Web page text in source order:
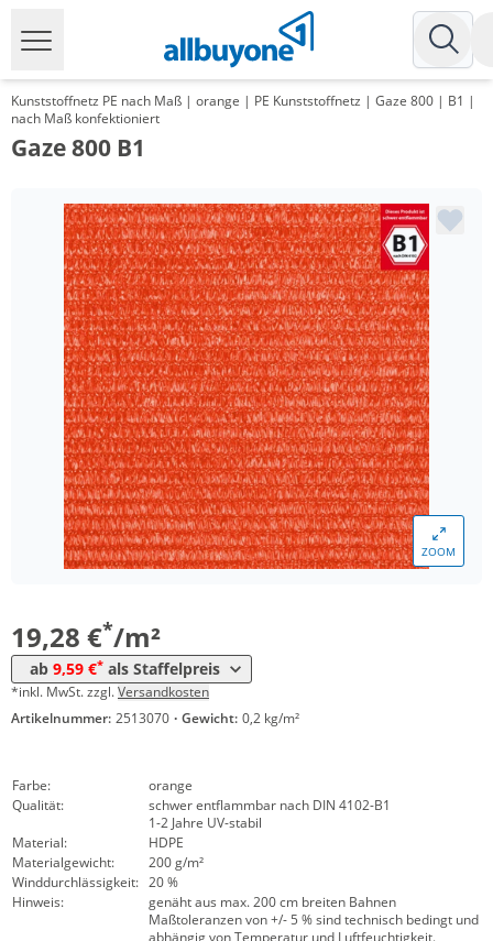
Kunststoffnetz PE nach Maß | orange | PE Kunststoffnetz | Gaze 800 | B1 |
nach Maß konfektioniert
Gaze 800 B1
ZOOM
19,28 €*/m²
ab 9,59 €* als Staffelpreis
Menge Preis
ab 15 m² 11,73 €*
ab 150 m² 10,91 €*
ab 300 m² 10,09 €*
*inkl. MwSt. zzgl.Versandkosten
Artikelnummer: 2513070 · Gewicht: 0,2 kg/m²
Farbe:
orange
Qualität:
schwer entflammbar nach DIN 4102-B1
1-2 Jahre UV-stabil
Material:
HDPE
Materialgewicht:
200 g/m²
Winddurchlässigkeit: 20 %
Hinweis:
genäht aus max. 200 cm breiten Bahnen
Maßtoleranzen von +/- 5 % sind technisch bedingt und
abhängig von Temperatur und Luftfeuchtigkeit.